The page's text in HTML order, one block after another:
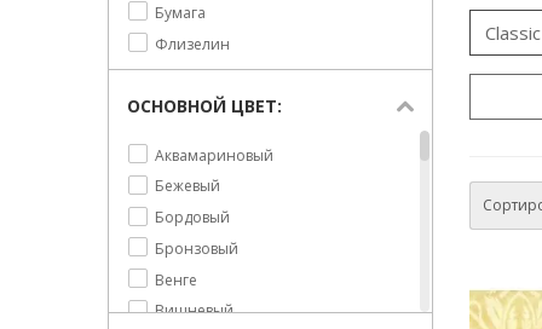
Бумага
Флизелин
ОСНОВНОЙ ЦВЕТ:
Аквамариновый
Бежевый
Бордовый
Бронзовый
Венге
Вишневый